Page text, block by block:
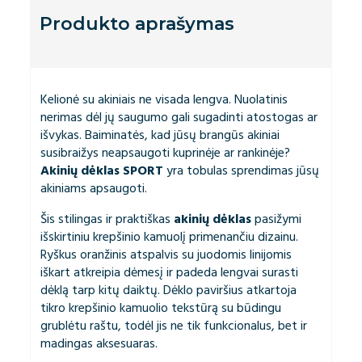
Produkto aprašymas
Kelionė su akiniais ne visada lengva. Nuolatinis
nerimas dėl jų saugumo gali sugadinti atostogas ar
išvykas. Baiminatės, kad jūsų brangūs akiniai
susibraižys neapsaugoti kuprinėje ar rankinėje?
Akinių dėklas SPORTyra tobulas sprendimas jūsų
akiniams apsaugoti.
Šis stilingas ir praktiškas akinių dėklaspasižymi
išskirtiniu krepšinio kamuolį primenančiu dizainu.
Ryškus oranžinis atspalvis su juodomis linijomis
iškart atkreipia dėmesį ir padeda lengvai surasti
dėklą tarp kitų daiktų. Dėklo paviršius atkartoja
tikro krepšinio kamuolio tekstūrą su būdingu
grublėtu raštu, todėl jis ne tik funkcionalus, bet ir
madingas aksesuaras.